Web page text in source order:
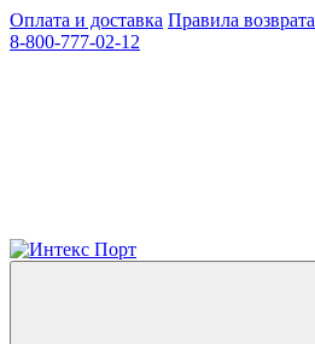
Оплата и доставка Правила возврата
8-800-777-02-12